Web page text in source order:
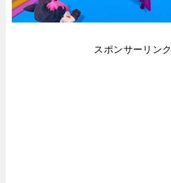
スポンサーリンク